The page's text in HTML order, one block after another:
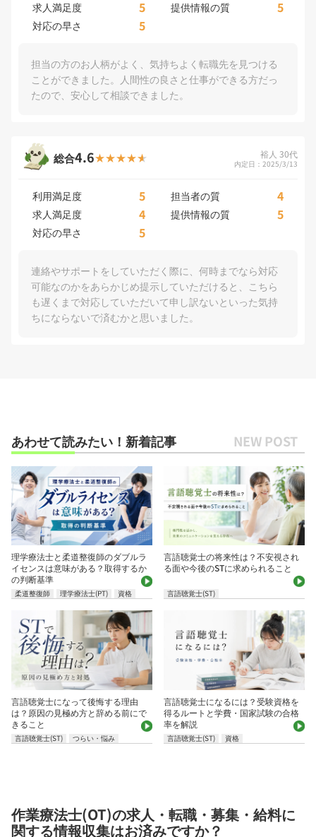
求人満足度 5 提供情報の質 5
対応の早さ 5
担当の方のお人柄がよく、気持ちよく転職先を見つける
ことができました。人間性の良さと仕事ができる方だっ
たので、安心して相談できました。
総合4.6 裕人 30代
内定日：2025/3/13
利用満足度 5 担当者の質 4
求人満足度 4 提供情報の質 5
対応の早さ 5
連絡やサポートをしていただく際に、何時までなら対応
可能なのかをあらかじめ提示していただけると、こちら
も遅くまで対応していただいて申し訳ないといった気持
ちにならないで済むかと思いました。
あわせて読みたい！新着記事
理学療法士と柔道整復師のダブルラ
イセンスは意味がある？取得するか
の判断基準
柔道整復師 理学療法士(PT) 資格
言語聴覚士の将来性は？不安視され
る面や今後のSTに求められること
言語聴覚士(ST)
言語聴覚士になって後悔する理由
は？原因の見極め方と辞める前にで
きること
言語聴覚士(ST) つらい・悩み
言語聴覚士になるには？受験資格を
得るルートと学費・国家試験の合格
率を解説
言語聴覚士(ST) 資格
作業療法士(OT)の求人・転職・募集・給料に
関する情報収集はお済みですか？